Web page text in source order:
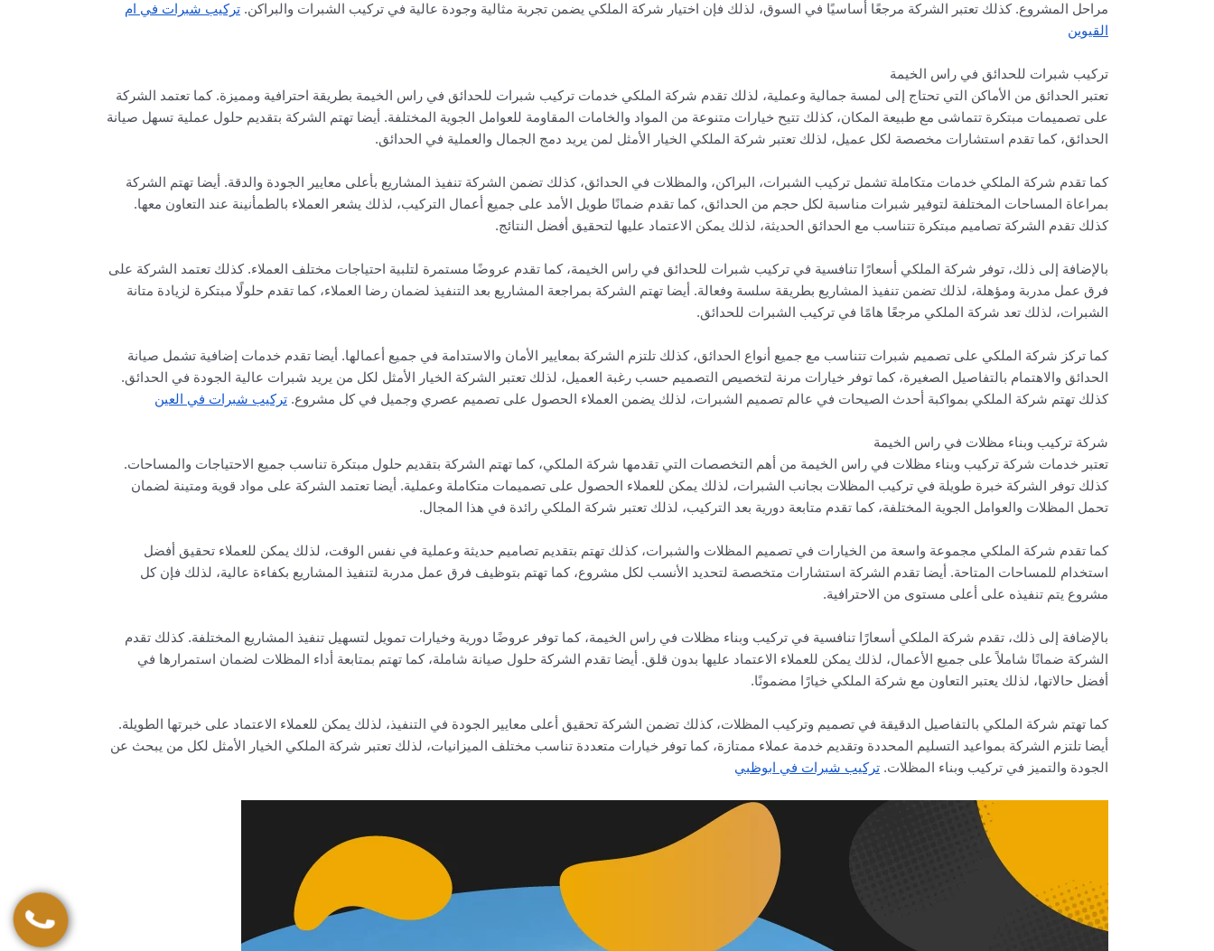
مراحل المشروع. كذلك تعتبر الشركة مرجعًا أساسيًا في السوق، لذلك فإن اختيار شركة الملكي يضمن تجربة مثالية وجودة عالية في تركيب الشبرات والبراكن. تركيب شبرات في ام
القيوين
تركيب شبرات للحدائق في راس الخيمة
تعتبر الحدائق من الأماكن التي تحتاج إلى لمسة جمالية وعملية، لذلك تقدم شركة الملكي خدمات تركيب شبرات للحدائق في راس الخيمة بطريقة احترافية ومميزة. كما تعتمد الشركة
على تصميمات مبتكرة تتماشى مع طبيعة المكان، كذلك تتيح خيارات متنوعة من المواد والخامات المقاومة للعوامل الجوية المختلفة. أيضا تهتم الشركة بتقديم حلول عملية تسهل صيانة
الحدائق، كما تقدم استشارات مخصصة لكل عميل، لذلك تعتبر شركة الملكي الخيار الأمثل لمن يريد دمج الجمال والعملية في الحدائق.
كما تقدم شركة الملكي خدمات متكاملة تشمل تركيب الشبرات، البراكن، والمظلات في الحدائق، كذلك تضمن الشركة تنفيذ المشاريع بأعلى معايير الجودة والدقة. أيضا تهتم الشركة
بمراعاة المساحات المختلفة لتوفير شبرات مناسبة لكل حجم من الحدائق، كما تقدم ضمانًا طويل الأمد على جميع أعمال التركيب، لذلك يشعر العملاء بالطمأنينة عند التعاون معها.
كذلك تقدم الشركة تصاميم مبتكرة تتناسب مع الحدائق الحديثة، لذلك يمكن الاعتماد عليها لتحقيق أفضل النتائج.
بالإضافة إلى ذلك، توفر شركة الملكي أسعارًا تنافسية في تركيب شبرات للحدائق في راس الخيمة، كما تقدم عروضًا مستمرة لتلبية احتياجات مختلف العملاء. كذلك تعتمد الشركة على
فرق عمل مدربة ومؤهلة، لذلك تضمن تنفيذ المشاريع بطريقة سلسة وفعالة. أيضا تهتم الشركة بمراجعة المشاريع بعد التنفيذ لضمان رضا العملاء، كما تقدم حلولًا مبتكرة لزيادة متانة
الشبرات، لذلك تعد شركة الملكي مرجعًا هامًا في تركيب الشبرات للحدائق.
كما تركز شركة الملكي على تصميم شبرات تتناسب مع جميع أنواع الحدائق، كذلك تلتزم الشركة بمعايير الأمان والاستدامة في جميع أعمالها. أيضا تقدم خدمات إضافية تشمل صيانة
الحدائق والاهتمام بالتفاصيل الصغيرة، كما توفر خيارات مرنة لتخصيص التصميم حسب رغبة العميل، لذلك تعتبر الشركة الخيار الأمثل لكل من يريد شبرات عالية الجودة في الحدائق.
كذلك تهتم شركة الملكي بمواكبة أحدث الصيحات في عالم تصميم الشبرات، لذلك يضمن العملاء الحصول على تصميم عصري وجميل في كل مشروع. تركيب شبرات في العين
شركة تركيب وبناء مظلات في راس الخيمة
تعتبر خدمات شركة تركيب وبناء مظلات في راس الخيمة من أهم التخصصات التي تقدمها شركة الملكي، كما تهتم الشركة بتقديم حلول مبتكرة تناسب جميع الاحتياجات والمساحات.
كذلك توفر الشركة خبرة طويلة في تركيب المظلات بجانب الشبرات، لذلك يمكن للعملاء الحصول على تصميمات متكاملة وعملية. أيضا تعتمد الشركة على مواد قوية ومتينة لضمان
تحمل المظلات والعوامل الجوية المختلفة، كما تقدم متابعة دورية بعد التركيب، لذلك تعتبر شركة الملكي رائدة في هذا المجال.
كما تقدم شركة الملكي مجموعة واسعة من الخيارات في تصميم المظلات والشبرات، كذلك تهتم بتقديم تصاميم حديثة وعملية في نفس الوقت، لذلك يمكن للعملاء تحقيق أفضل
استخدام للمساحات المتاحة. أيضا تقدم الشركة استشارات متخصصة لتحديد الأنسب لكل مشروع، كما تهتم بتوظيف فرق عمل مدربة لتنفيذ المشاريع بكفاءة عالية، لذلك فإن كل
مشروع يتم تنفيذه على أعلى مستوى من الاحترافية.
بالإضافة إلى ذلك، تقدم شركة الملكي أسعارًا تنافسية في تركيب وبناء مظلات في راس الخيمة، كما توفر عروضًا دورية وخيارات تمويل لتسهيل تنفيذ المشاريع المختلفة. كذلك تقدم
الشركة ضمانًا شاملاً على جميع الأعمال، لذلك يمكن للعملاء الاعتماد عليها بدون قلق. أيضا تقدم الشركة حلول صيانة شاملة، كما تهتم بمتابعة أداء المظلات لضمان استمرارها في
أفضل حالاتها، لذلك يعتبر التعاون مع شركة الملكي خيارًا مضمونًا.
كما تهتم شركة الملكي بالتفاصيل الدقيقة في تصميم وتركيب المظلات، كذلك تضمن الشركة تحقيق أعلى معايير الجودة في التنفيذ، لذلك يمكن للعملاء الاعتماد على خبرتها الطويلة.
أيضا تلتزم الشركة بمواعيد التسليم المحددة وتقديم خدمة عملاء ممتازة، كما توفر خيارات متعددة تناسب مختلف الميزانيات، لذلك تعتبر شركة الملكي الخيار الأمثل لكل من يبحث عن
الجودة والتميز في تركيب وبناء المظلات. تركيب شبرات في ابوظبي